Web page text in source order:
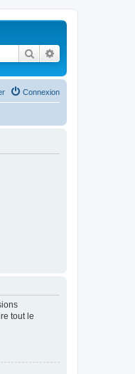
Rechercher
Connexion
tout le